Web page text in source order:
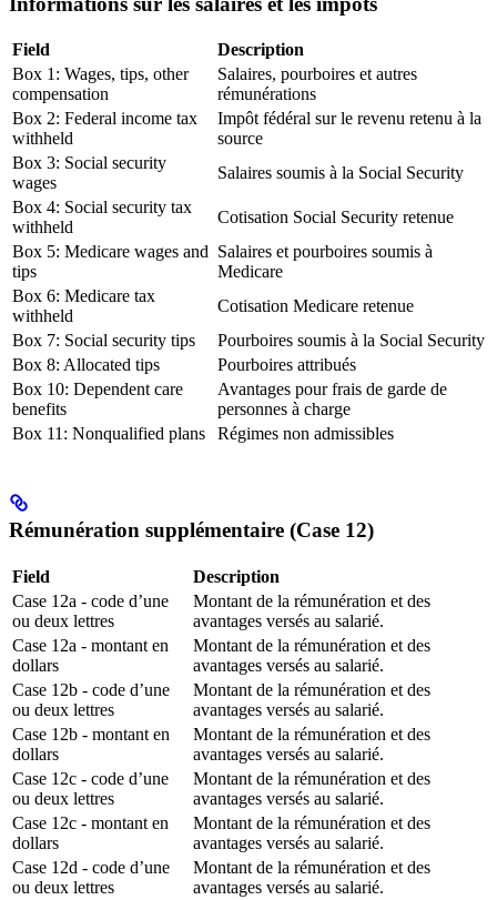
Field
Description
Box 1: Wages, tips, other
compensation
Salaires, pourboires et autres
rémunérations
Box 2: Federal income tax
withheld
Impôt fédéral sur le revenu retenu à la
source
Box 3: Social security
wages
Salaires soumis à la Social Security
Box 4: Social security tax
withheld
Cotisation Social Security retenue
Box 5: Medicare wages and
tips
Salaires et pourboires soumis à
Medicare
Box 6: Medicare tax
withheld
Cotisation Medicare retenue
Box 7: Social security tips
Pourboires soumis à la Social Security
Box 8: Allocated tips
Pourboires attribués
Box 10: Dependent care
benefits
Avantages pour frais de garde de
personnes à charge
Box 11: Nonqualified plans
Régimes non admissibles
Rémunération supplémentaire (Case 12)
Field
Description
Case 12a - code d’une
ou deux lettres
Montant de la rémunération et des
avantages versés au salarié.
Case 12a - montant en
dollars
Montant de la rémunération et des
avantages versés au salarié.
Case 12b - code d’une
ou deux lettres
Montant de la rémunération et des
avantages versés au salarié.
Case 12b - montant en
dollars
Montant de la rémunération et des
avantages versés au salarié.
Case 12c - code d’une
ou deux lettres
Montant de la rémunération et des
avantages versés au salarié.
Case 12c - montant en
dollars
Montant de la rémunération et des
avantages versés au salarié.
Case 12d - code d’une
ou deux lettres
Montant de la rémunération et des
avantages versés au salarié.